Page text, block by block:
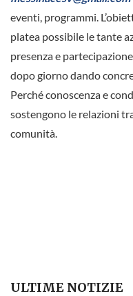
eventi, programmi.
platea possibile le tante
presenza e
dopo giorno dando
Perché conoscenza e
sostengono le relazioni
comunità.
ULTIME NOTIZIE